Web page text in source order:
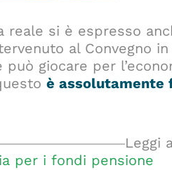
reale si è espresso
al Convegno
giocare per
è assolutamente
Leggi
per i fondi pensione